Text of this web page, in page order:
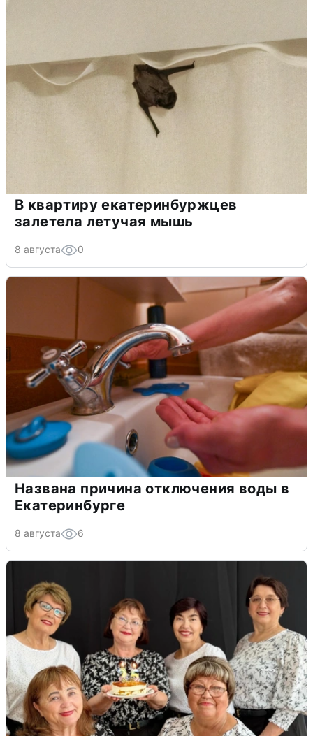
В квартиру екатеринбуржцев
залетела летучая мышь
8 августа 0
Названа причина отключения воды в
Екатеринбурге
8 августа 6